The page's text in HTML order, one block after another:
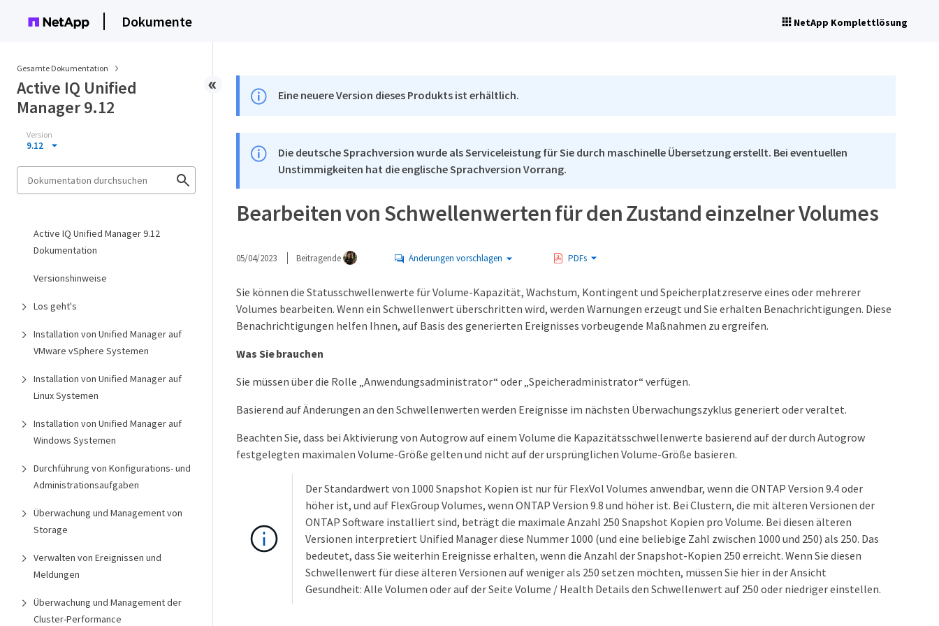
Dokumente NetApp Komplettlösung
Gesamte Dokumentation
Active IQ Unified
Manager 9.12
Version
9.12
Active IQ Unified Manager 9.12
Dokumentation
Versionshinweise
Los geht's
Installation von Unified Manager auf
VMware vSphere Systemen
Installation von Unified Manager auf
Linux Systemen
Installation von Unified Manager auf
Windows Systemen
Durchführung von Konfigurations- und
Administrationsaufgaben
Überwachung und Management von
Storage
Verwalten von Ereignissen und
Meldungen
Überwachung und Management der
Cluster-Performance
Eine neuere Version dieses Produkts ist erhältlich.
Die deutsche Sprachversion wurde als Serviceleistung für Sie durch maschinelle Übersetzung erstellt. Bei eventuellen
Unstimmigkeiten hat die englische Sprachversion Vorrang.
Bearbeiten von Schwellenwerten für den Zustand einzelner Volumes
05/04/2023 Beitragende Änderungen vorschlagen PDFs
Sie können die Statusschwellenwerte für Volume-Kapazität, Wachstum, Kontingent und Speicherplatzreserve eines oder mehrerer
Volumes bearbeiten. Wenn ein Schwellenwert überschritten wird, werden Warnungen erzeugt und Sie erhalten Benachrichtigungen. Diese
Benachrichtigungen helfen Ihnen, auf Basis des generierten Ereignisses vorbeugende Maßnahmen zu ergreifen.
Was Sie brauchen
Sie müssen über die Rolle „Anwendungsadministrator“ oder „Speicheradministrator“ verfügen.
Basierend auf Änderungen an den Schwellenwerten werden Ereignisse im nächsten Überwachungszyklus generiert oder veraltet.
Beachten Sie, dass bei Aktivierung von Autogrow auf einem Volume die Kapazitätsschwellenwerte basierend auf der durch Autogrow
festgelegten maximalen Volume-Größe gelten und nicht auf der ursprünglichen Volume-Größe basieren.
Der Standardwert von 1000 Snapshot Kopien ist nur für FlexVol Volumes anwendbar, wenn die ONTAP Version 9.4 oder
höher ist, und auf FlexGroup Volumes, wenn ONTAP Version 9.8 und höher ist. Bei Clustern, die mit älteren Versionen der
ONTAP Software installiert sind, beträgt die maximale Anzahl 250 Snapshot Kopien pro Volume. Bei diesen älteren
Versionen interpretiert Unified Manager diese Nummer 1000 (und eine beliebige Zahl zwischen 1000 und 250) als 250. Das
bedeutet, dass Sie weiterhin Ereignisse erhalten, wenn die Anzahl der Snapshot-Kopien 250 erreicht. Wenn Sie diesen
Schwellenwert für diese älteren Versionen auf weniger als 250 setzen möchten, müssen Sie hier in der Ansicht
Gesundheit: Alle Volumen oder auf der Seite Volume / Health Details den Schwellenwert auf 250 oder niedriger einstellen.